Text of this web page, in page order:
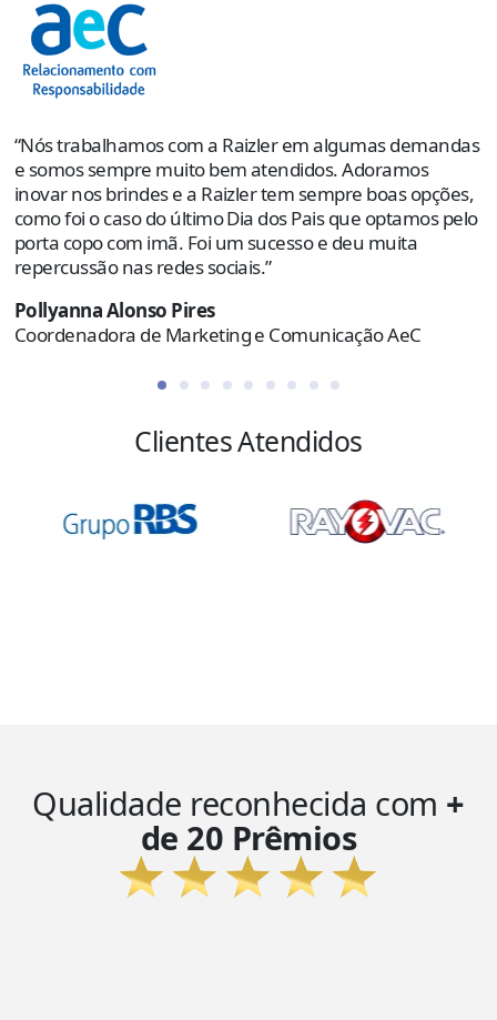
“Nós trabalhamos com a Raizler em algumas demandas
e somos sempre muito bem atendidos. Adoramos
inovar nos brindes e a Raizler tem sempre boas opções,
como foi o caso do último Dia dos Pais que optamos pelo
porta copo com imã. Foi um sucesso e deu muita
repercussão nas redes sociais.”
Pollyanna Alonso Pires
Coordenadora de Marketing e Comunicação AeC
Clientes Atendidos
Qualidade reconhecida com +
de 20 Prêmios